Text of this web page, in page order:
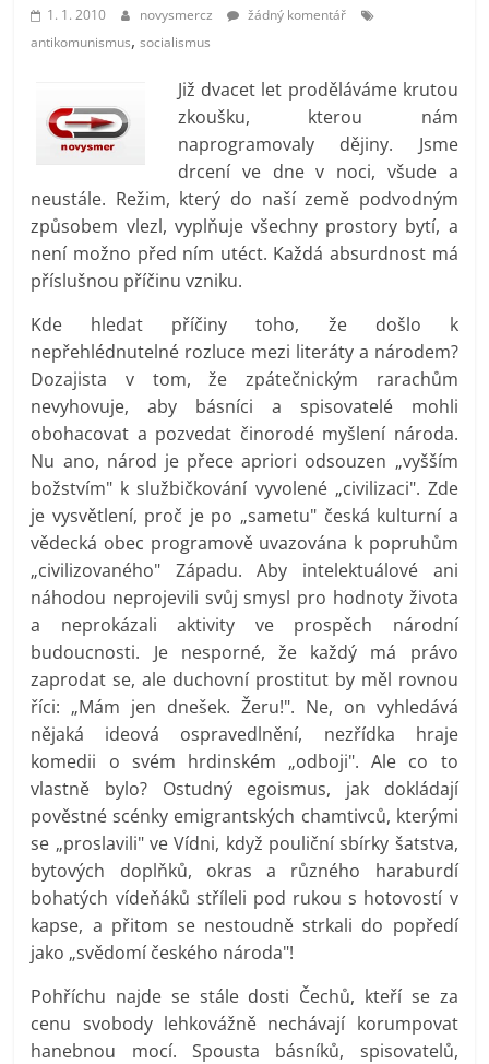
prospívá?
1. 1. 2010 novysmercz
žádný komentář
antikomunismus,socialismus
Již dvacet let proděláváme krutou
zkoušku, kterou nám
naprogramovaly dějiny. Jsme
drcení ve dne v noci, všude a
neustále. Režim, který do naší země podvodným
způsobem vlezl, vyplňuje všechny prostory bytí, a
není možno před ním utéct. Každá absurdnost má
příslušnou příčinu vzniku.
Kde hledat příčiny toho, že došlo k
nepřehlédnutelné rozluce mezi literáty a národem?
Dozajista v tom, že zpátečnickým rarachům
nevyhovuje, aby básníci a spisovatelé mohli
obohacovat a pozvedat činorodé myšlení národa.
Nu ano, národ je přece apriori odsouzen „vyšším
božstvím" k službičkování vyvolené „civilizaci". Zde
je vysvětlení, proč je po „sametu" česká kulturní a
vědecká obec programově uvazována k popruhům
„civilizovaného" Západu. Aby intelektuálové ani
náhodou neprojevili svůj smysl pro hodnoty života
a neprokázali aktivity ve prospěch národní
budoucnosti. Je nesporné, že každý má právo
zaprodat se, ale duchovní prostitut by měl rovnou
říci: „Mám jen dnešek. Žeru!". Ne, on vyhledává
nějaká ideová ospravedlnění, nezřídka hraje
komedii o svém hrdinském „odboji". Ale co to
vlastně bylo? Ostudný egoismus, jak dokládají
pověstné scénky emigrantských chamtivců, kterými
se „proslavili" ve Vídni, když pouliční sbírky šatstva,
bytových doplňků, okras a různého haraburdí
bohatých vídeňáků stříleli pod rukou s hotovostí v
kapse, a přitom se nestoudně strkali do popředí
jako „svědomí českého národa"!
Pohříchu najde se stále dosti Čechů, kteří se za
cenu svobody lehkovážně nechávají korumpovat
hanebnou mocí. Spousta básníků, spisovatelů,